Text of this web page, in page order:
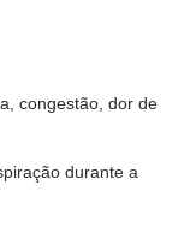
congestão, dor de
durante a